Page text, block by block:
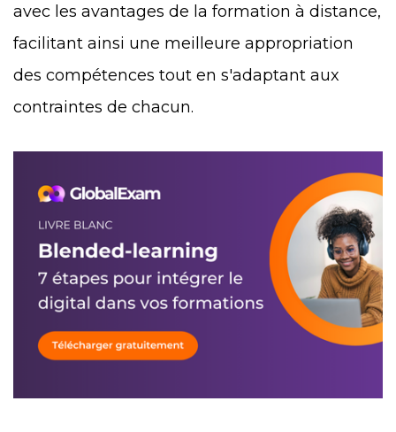
avec les avantages de la formation à distance,
facilitant ainsi une meilleure appropriation
des compétences tout en s'adaptant aux
contraintes de chacun.